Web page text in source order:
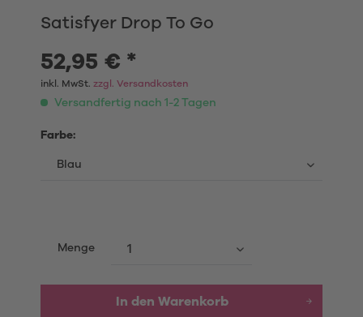
Satisfyer Drop To Go
52,95 € *
inkl. MwSt. zzgl. Versandkosten
Versandfertig nach 1-2 Tagen
Farbe:
Menge
In den Warenkorb